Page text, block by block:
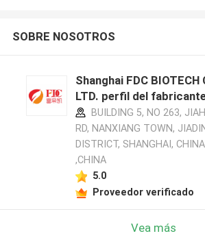
SOBRE NOSOTROS
Shanghai FDC BIOTECH
LTD. perfil del
BUILDING 5, NO 263,
RD, NANXIANG TOWN,
DISTRICT, SHANGHAI, CHINA
,CHINA
5.0
Proveedor verificado
Vea más